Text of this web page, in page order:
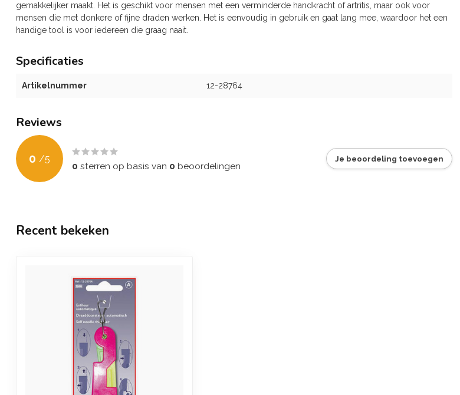
gemakkelijker maakt. Het is geschikt voor mensen met een verminderde handkracht of artritis, maar ook voor
mensen die met donkere of fijne draden werken. Het is eenvoudig in gebruik en gaat lang mee, waardoor het een
handige tool is voor iedereen die graag naait.
Specificaties
Artikelnummer 12-28764
Reviews
0 /5
0 sterren op basis van 0 beoordelingen
Je beoordeling toevoegen
Recent bekeken